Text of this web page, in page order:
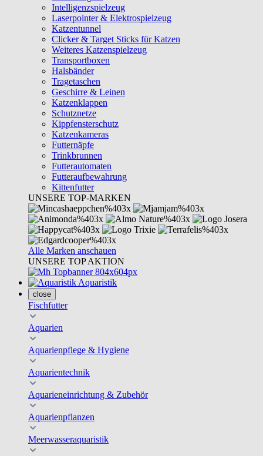
Intelligenzspielzeug
Laserpointer & Elektrospielzeug
Katzentunnel
Clicker & Target Sticks für Katzen
Weiteres Katzenspielzeug
Transportboxen
Halsbänder
Tragetaschen
Geschirre & Leinen
Katzenklappen
Schutznetze
Kippfensterschutz
Katzenkameras
Futternäpfe
Trinkbrunnen
Futterautomaten
Futteraufbewahrung
Kittenfutter
UNSERE TOP-MARKEN
Alle Marken anschauen
UNSERE TOP AKTION
Aquaristik
close
Fischfutter
Aquarien
Aquarienpflege & Hygiene
Aquarientechnik
Aquarieneinrichtung & Zubehör
Aquarienpflanzen
Meerwasseraquaristik